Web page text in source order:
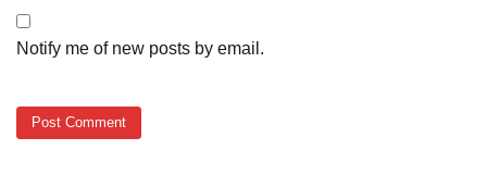
Notify me of new posts by email.